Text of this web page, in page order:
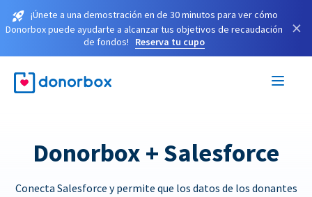
¡Únete a una demostración en de 30 minutos para ver cómo
Donorbox puede ayudarte a alcanzar tus objetivos de recaudación
de fondos!
Reserva tu cupo
×
Donorbox + Salesforce
Conecta Salesforce y permite que los datos de los donantes